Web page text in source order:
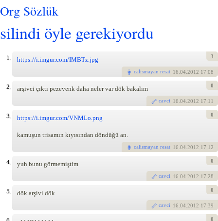
Org Sözlük
silindi öyle gerekiyordu
1. https://i.imgur.com/IMBTz.jpg
calismayan resat 16.04.2012 17:08
3
2. arşivci çıktı pezevenk daha neler var dök bakalım
cavci 16.04.2012 17:11
0
3. https://i.imgur.com/VNMLo.png
kamuşun trisamın kıyısından döndüğü an.
calismayan resat 16.04.2012 17:12
0
4. yuh bunu görmemiştim
cavci 16.04.2012 17:28
0
5. dök arşivi dök
cavci 16.04.2012 17:39
0
0